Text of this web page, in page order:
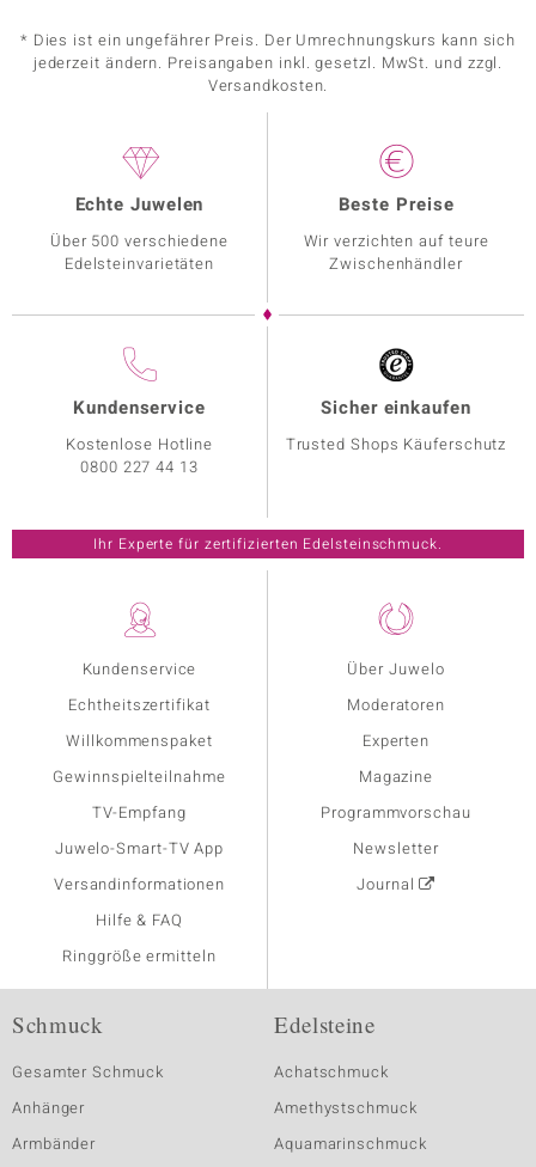
* Dies ist ein ungefährer Preis. Der Umrechnungskurs kann sich
jederzeit ändern. Preisangaben inkl. gesetzl. MwSt. und zzgl.
Versandkosten.
Kundenservice
Echtheitszertifikat
Willkommenspaket
Gewinnspielteilnahme
TV-Empfang
Juwelo-Smart-TV App
Versandinformationen
Hilfe & FAQ
Ringgröße ermitteln
Über Juwelo
Moderatoren
Experten
Magazine
Programmvorschau
Newsletter
Journal
Echte Juwelen
Über 500 verschiedene
Edelsteinvarietäten
Beste Preise
Wir verzichten auf teure
Zwischenhändler
Kundenservice
Kostenlose Hotline
0800 227 44 13
Sicher einkaufen
Trusted Shops Käuferschutz
Ihr Experte für zertifizierten Edelsteinschmuck.
Schmuck
Gesamter Schmuck
Anhänger
Armbänder
Edelsteine
Achatschmuck
Amethystschmuck
Aquamarinschmuck